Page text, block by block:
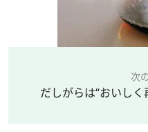
次
だしがらは“おいしく